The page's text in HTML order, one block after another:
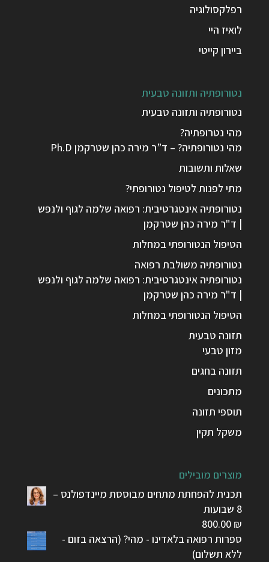
רפלקסולוגיה
לואיז היי
ביירון קייטי
נטורופתיה ותזונה טבעית
נטורופתיה ותזונה טבעית
מהי נטרופתיה?
מהי נטורופתיה? – ד”ר מירה כהן שטרקמן Ph.D
שאלות ותשובות
מתי לפנות לטיפול נטורופתי?
נטורופתיה אינטגרטיבית: רפואה שלמה לגוף ולנפש
| ד"ר מירה כהן שטרקמן
הטיפול הנטורופתי במחלות
נטורופתיה משולבת רפואה
נטורופתיה אינטגרטיבית: רפואה שלמה לגוף ולנפש
| ד"ר מירה כהן שטרקמן
הטיפול הנטורופתי במחלות
תזונה טבעית
מזון טבעי
תזונה בחגים
מתכונים
תוספי תזונה
משקל תקין
מוצרים מובילים
תכנית להפחתת מתחים מבוססת מיינדפולנס –
8 שבועות
800.00 ₪
ספרות רפואה בלאדינו - מהי? (הרצאה בזום -
ללא תשלום)